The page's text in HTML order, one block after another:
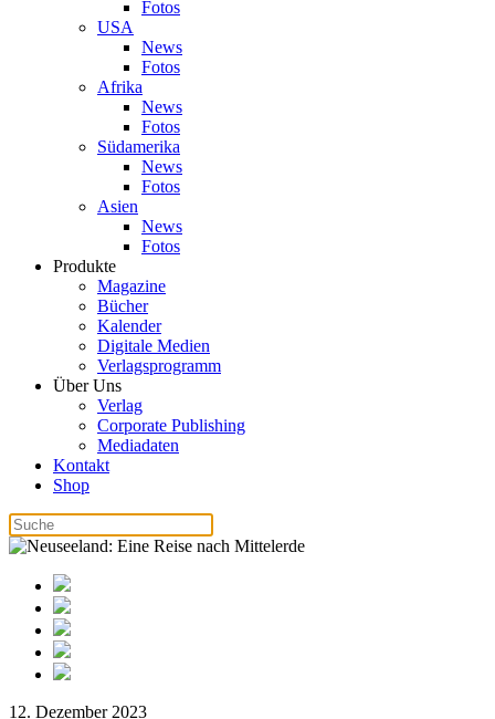
Fotos
USA
News
Fotos
Afrika
News
Fotos
Südamerika
News
Fotos
Asien
News
Fotos
Produkte
Magazine
Bücher
Kalender
Digitale Medien
Verlagsprogramm
Über Uns
Verlag
Corporate Publishing
Mediadaten
Kontakt
Shop
12. Dezember 2023